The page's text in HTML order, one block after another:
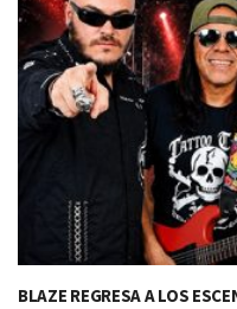
BLAZE REGRESA A LOS